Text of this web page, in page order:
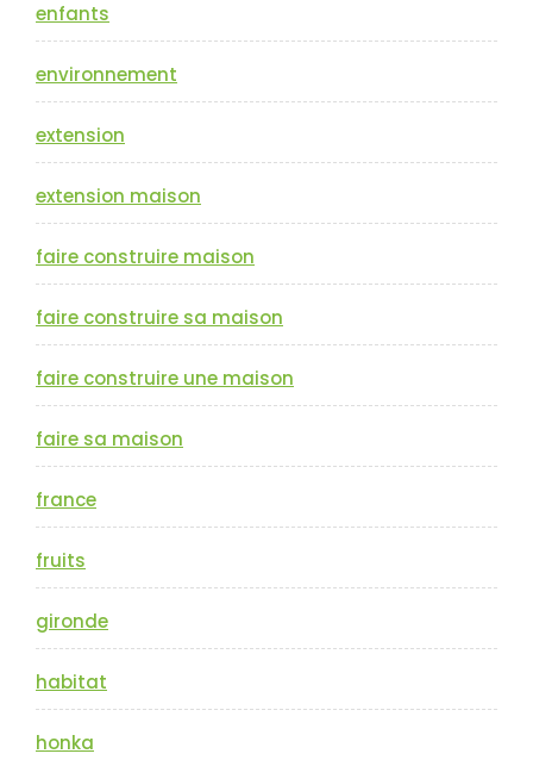
enfants
environnement
extension
extension maison
faire construire maison
faire construire sa maison
faire construire une maison
faire sa maison
france
fruits
gironde
habitat
honka